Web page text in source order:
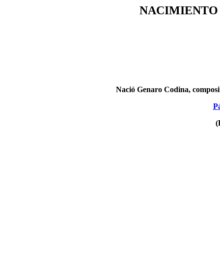
NACIMIENTO
Nació Genaro Codina,